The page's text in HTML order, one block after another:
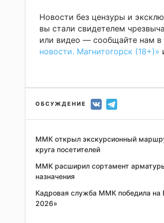
Новости без цензуры и
вы стали свидетелем
или видео — сообщайте нам в
новости. Магнитогорск (18+)»
ОБСУЖДЕНИЕ
ММК открыл экскурсионный
круга посетителей
ММК расширил сортамент
назначения
Кадровая служба ММК победила на
2026»